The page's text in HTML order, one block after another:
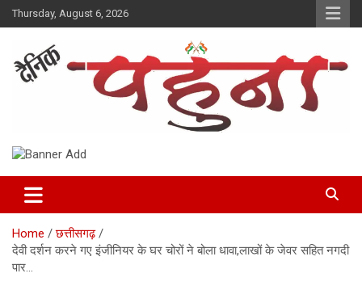
Skip
to
Thursday, August 6, 2026
Dainik Pahuna
Home
छत्तीसगढ़
देवी दर्शन करने गए इंजीनियर के घर चोरों ने बोला धावा,लाखों के जेवर सहित नगदी
पार…